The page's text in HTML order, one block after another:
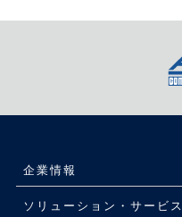
企業情報
ソリューション・サービス